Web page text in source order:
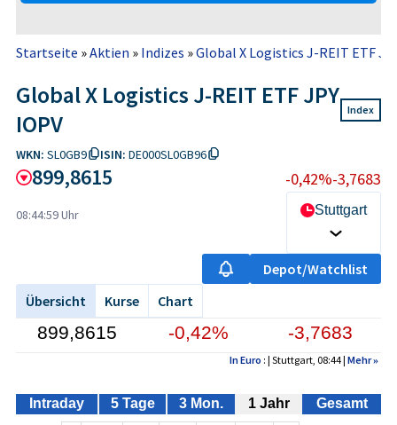
Startseite »Aktien » Indizes »Global X Logistics J-REIT ETF
Global X Logistics J-REIT ETF JPY
IOPV
Index
WKN: SL0GB9 ISIN: DE000SL0GB96
899,8615 -0,42%-3,7683
08:44:59 Uhr Stuttgart
Depot/Watchlist
Übersicht
Kurse Chart
899,8615 -0,42% -3,7683
In Euro : | Stuttgart, 08:44 | Mehr»
Intraday 5 Tage 3 Mon. 1 Jahr Gesamt